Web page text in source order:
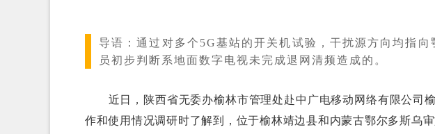
导语：通过对多个5G基站的开关机试验，干扰源方向均指向
员初步判断系地面数字电视未完成退网清频造成的。
近日，陕西省无委办榆林市管理处赴中广电移动网络有限公司榆
作和使用情况调研时了解到，位于榆林靖边县和内蒙古鄂尔多斯乌